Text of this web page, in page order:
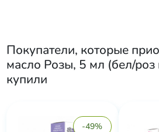
Покупатели, которые
масло Розы, 5 мл (бел/роз
купили
-49%